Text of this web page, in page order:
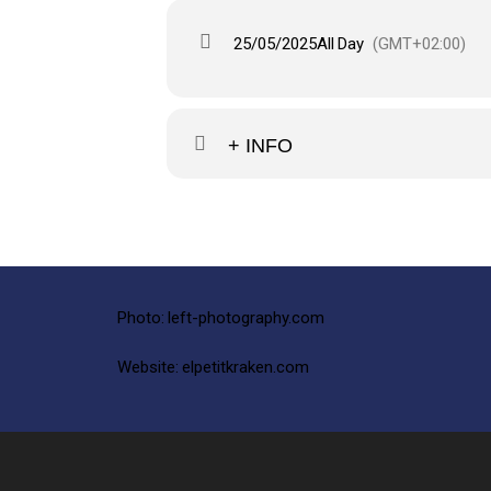
25/05/2025All Day (GMT+02:00)
+ INFO
Photo: left-photography.com
Website: elpetitkraken.com